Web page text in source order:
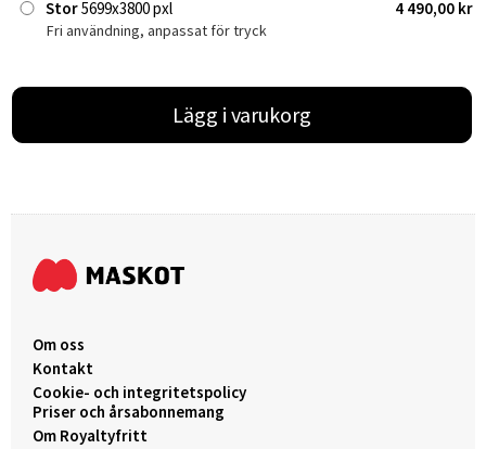
Stor5699x3800 pxl 4 490,00 kr
Fri användning, anpassat för tryck
Lägg i varukorg
Om oss
Kontakt
Cookie- och integritetspolicy
Priser och årsabonnemang
Om Royaltyfritt